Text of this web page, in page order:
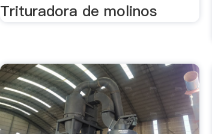
Trituradora de molinos